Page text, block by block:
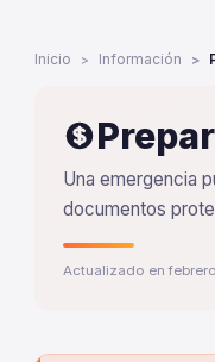
Inicio Información
Una emergencia
documentos
Actualizado en